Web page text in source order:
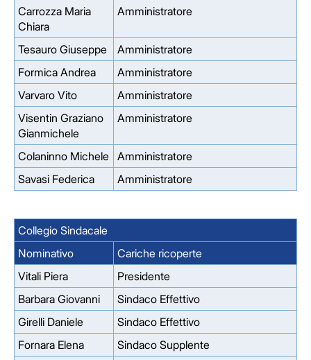
Carrozza Maria
Chiara
Amministratore
Tesauro Giuseppe
Amministratore
Formica Andrea
Amministratore
Varvaro Vito
Amministratore
Visentin Graziano
Gianmichele
Amministratore
Colaninno Michele Amministratore
Savasi Federica
Amministratore
Collegio Sindacale
Nominativo
Cariche ricoperte
Vitali Piera
Presidente
Barbara Giovanni
Sindaco Effettivo
Girelli Daniele
Sindaco Effettivo
Fornara Elena
Sindaco Supplente